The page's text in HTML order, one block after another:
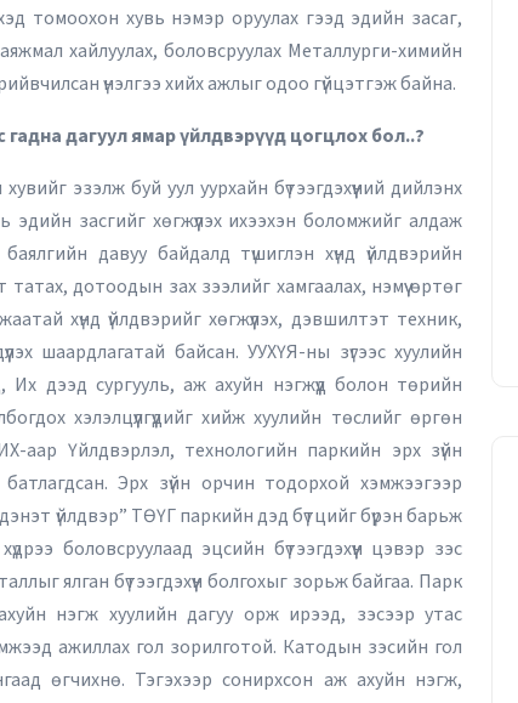
томоохон хувь нэмэр оруулах гээд эдийн засаг,
хайлуулах, боловсруулах Металлурги-химийн
үнэлгээ хийх ажлыг одоо гүйцэтгэж байна.
дагуул ямар үйлдвэрүүд цогцлох бол..?
эзэлж буй уул уурхайн бүтээгдэхүүний дийлэнх
эдийн засгийг хөгжүүлэх ихээхэн боломжийг алдаж
давуу байдалд түшиглэн хүнд үйлдвэрийн
дотоодын зах зээлийг хамгаалах, нэмүү өртөг
хүнд үйлдвэрийг хөгжүүлэх, дэвшилтэт техник,
шаардлагатай байсан. УУХҮЯ-ны зүгээс хуулийн
дээд сургууль, аж ахуйн нэгжүүд болон төрийн
хэлэлцүүлгүүдийг хийж хуулийн төслийг өргөн
аар Үйлдвэрлэл, технологийн паркийн эрх зүйн
Эрх зүйн орчин тодорхой хэмжээгээр
үйлдвэр” ТӨҮГ паркийн дэд бүтцийг бүрэн барьж
боловсруулаад эцсийн бүтээгдэхүүн цэвэр зэс
ялган бүтээгдэхүүн болгохыг зорьж байгаа. Парк
нэгж хуулийн дагуу орж ирээд, зэсээр утас
ажиллах гол зорилготой. Катодын зэсийн гол
өгчихнө. Тэгэхээр сонирхсон аж ахуйн нэгж,
Эрдэнэт үйлдвэрийн эрчим хүч-
найдвартай байдал, ирээдүйн
хөгжлийн үндэс
Т.Батчулуун 23/04/2026